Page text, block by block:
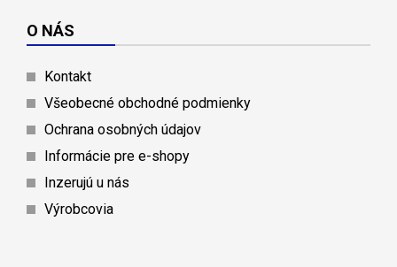
O NÁS
Kontakt
Všeobecné obchodné podmienky
Ochrana osobných údajov
Informácie pre e-shopy
Inzerujú u nás
Výrobcovia